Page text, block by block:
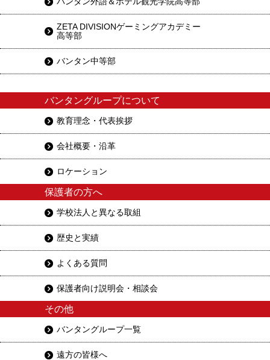
ZETA DIVISIONゲーミングアカデミー
高等部
バンタン中等部
バンタングループについて
教育理念・代表挨拶
会社概要・沿革
ロケーション
保護者の方へ
学校法人と異なる取組
歴史と実績
よくある質問
保護者向け説明会・相談会
その他
バンタングループ一覧
遠方の皆様へ